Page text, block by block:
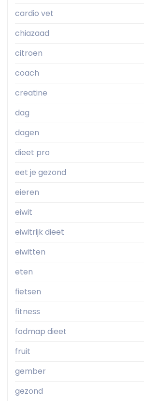
cardio vet
chiazaad
citroen
coach
creatine
dag
dagen
dieet pro
eet je gezond
eieren
eiwit
eiwitrijk dieet
eiwitten
eten
fietsen
fitness
fodmap dieet
fruit
gember
gezond